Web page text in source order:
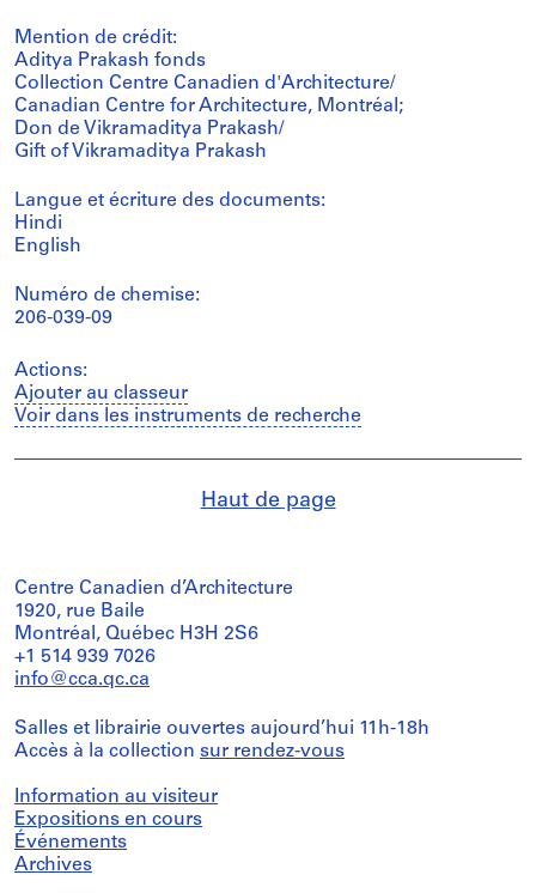
Mention de crédit:
Aditya Prakash fonds
Collection Centre Canadien d'Architecture/
Canadian Centre for Architecture, Montréal;
Don de Vikramaditya Prakash/
Gift of Vikramaditya Prakash
Langue et écriture des documents:
Hindi
English
Numéro de chemise:
206-039-09
Actions:
Ajouter au classeur
Voir dans les instruments de recherche
Haut de page
Centre Canadien d’Architecture
1920, rue Baile
Montréal, Québec H3H 2S6
+1 514 939 7026
info@cca.qc.ca
Salles et librairie ouvertes aujourd’hui 11h-18h
Accès à la collection sur rendez-vous
Information au visiteur
Expositions en cours
Événements
Archives